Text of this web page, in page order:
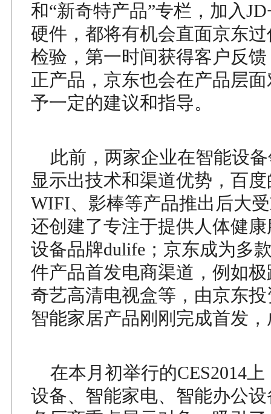
和“新奇特产品”专栏，加入
硬件，都将有机会直面京东
检验，第一时间获得客户反
正产品，京东也会在产品层
予一定的建议和指导。
此前，两家企业在智能设
显示出技术和渠道优势，百
WIFI、影棒等产品推出后大
还创建了专注于提供人体健
设备品牌dulife；京东成为多
件产品首发电商渠道，例如
奇艺高清电视盒等，由京东投
智能家居产品刚刚完成首发
在本月初举行的CES2014上
设备、智能家电、智能办公